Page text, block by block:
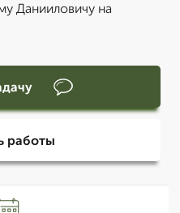
Данииловичу на
работы